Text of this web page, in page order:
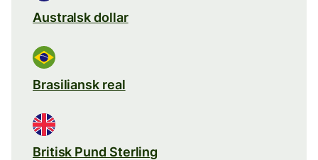
Australsk dollar
Brasiliansk real
Britisk Pund Sterling